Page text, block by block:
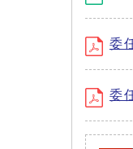
委
委